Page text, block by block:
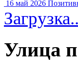
16 май 2026
Улица